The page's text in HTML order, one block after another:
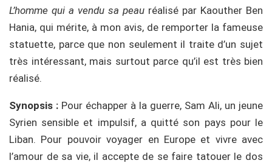
L’homme qui a vendu sa peau réalisé par Kaouther Ben
Hania, qui mérite, à mon avis, de remporter la fameuse
statuette, parce que non seulement il traite d’un sujet
très intéressant, mais surtout parce qu’il est très bien
réalisé.
Synopsis : Pour échapper à la guerre, Sam Ali, un jeune
Syrien sensible et impulsif, a quitté son pays pour le
Liban. Pour pouvoir voyager en Europe et vivre avec
l’amour de sa vie, il accepte de se faire tatouer le dos